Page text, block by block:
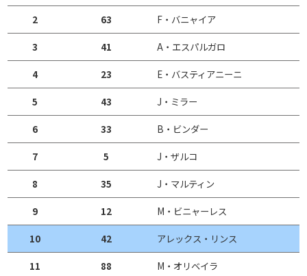
2 63 F・バニャイア
3 41 A・エスパルガロ
4 23 E・バスティアニーニ
5 43 J・ミラー
6 33 B・ビンダー
7 5 J・ザルコ
8 35 J・マルティン
9 12 M・ビニャーレス
10 42 アレックス・リンス
11 88 M・オリベイラ